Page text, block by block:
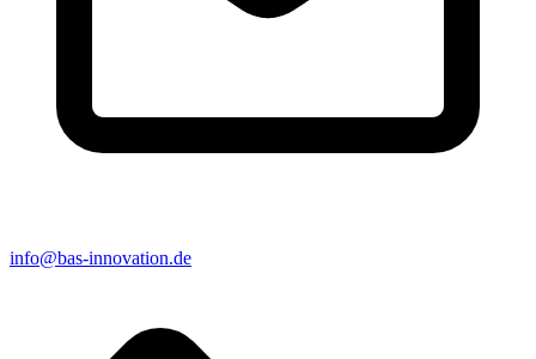
info@bas-innovation.de